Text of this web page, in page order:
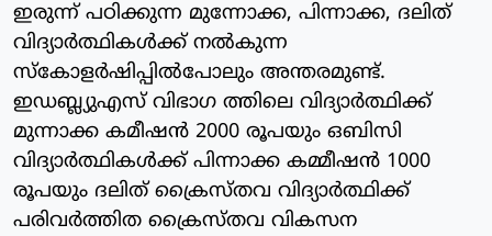
ഇരുന്ന് പഠിക്കുന്ന മുന്നോക്ക, പിന്നാക്ക, ദലിത്
വിദ്യാര്‍ത്ഥികള്‍ക്ക് നല്‍കുന്ന
സ്‌കോളര്‍ഷിപ്പില്‍പോലും അന്തരമുണ്ട്.
ഇഡബ്ല്യുഎസ് വിഭാഗ ത്തിലെ വിദ്യാര്‍ത്ഥിക്ക്
മുന്നാക്ക കമീഷന്‍ 2000 രൂപയും ഒബിസി
വിദ്യാര്‍ത്ഥികള്‍ക്ക് പിന്നാക്ക കമ്മീഷന്‍ 1000
രൂപയും ദലിത് ക്രൈസ്തവ വിദ്യാര്‍ത്ഥിക്ക്
പരിവര്‍ത്തിത ക്രൈസ്തവ വികസന